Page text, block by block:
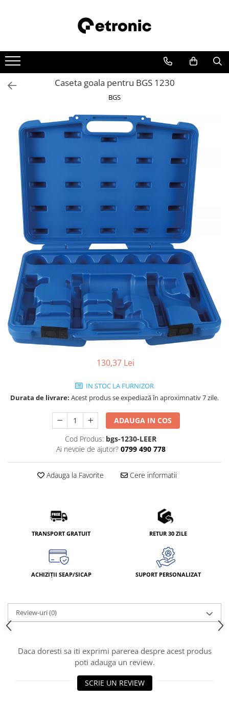
Caseta goala pentru BGS 1230
BGS
130,37 Lei
IN STOC LA FURNIZOR
Durata de livrare: Acest produs se expediază în aproximnativ 7 zile.
ADAUGA IN COS
Cod Produs: bgs-1230-LEER
Ai nevoie de ajutor? 0799 490 778
Adauga la Favorite Cere informatii
TRANSPORT GRATUIT RETUR 30 ZILE
ACHIZIȚII SEAP/SICAP SUPORT PERSONALIZAT
Review-uri(0)
Daca doresti sa iti exprimi parerea despre acest produs
poti adauga un review.
SCRIE UN REVIEW